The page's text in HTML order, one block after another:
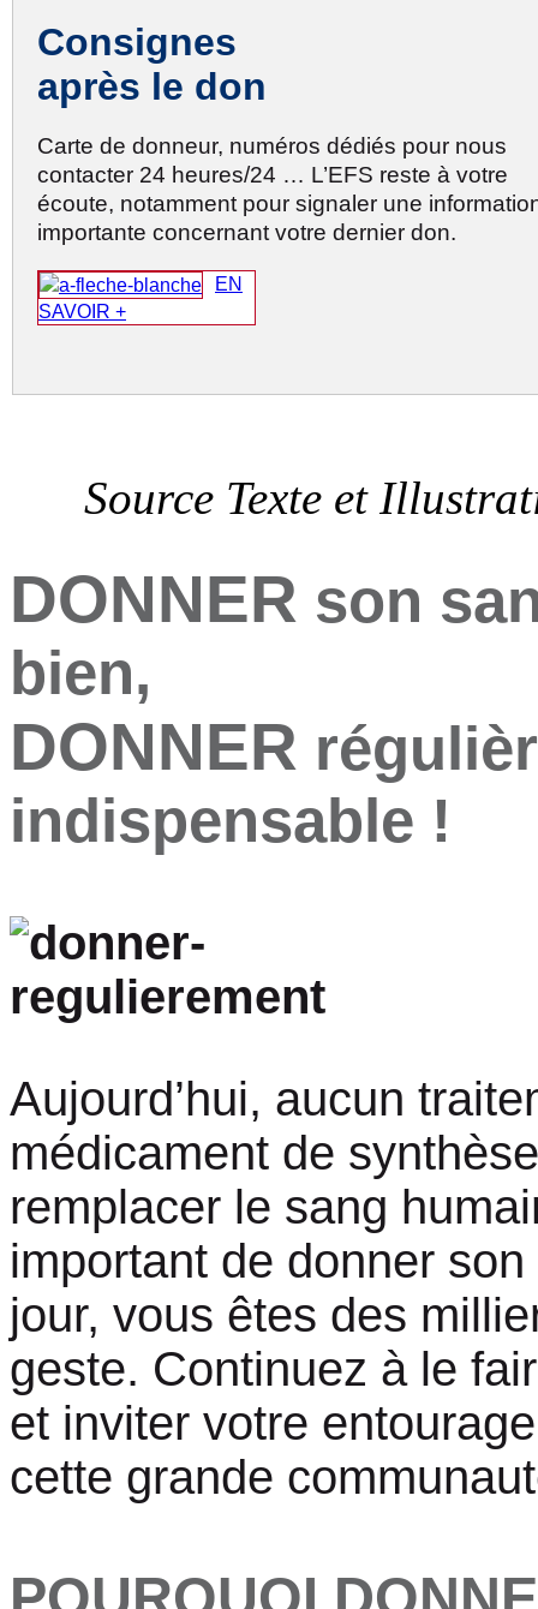
Consignes
après le don
Carte de donneur, numéros dédiés pour nous
contacter 24 heures/24 … L’EFS reste à votre
écoute, notamment pour signaler une
importante concernant votre dernier don.
EN
SAVOIR +
Source Texte et
DONNER son
bien,
DONNER
indispensable !
Aujourd’hui, aucun
médicament de
remplacer le sang
important de donner
jour, vous êtes des
geste. Continuez à le
et inviter votre
cette grande